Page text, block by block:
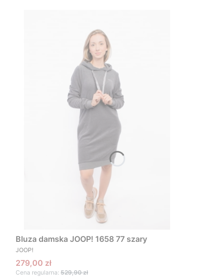
Bluza damska JOOP! 1658 77 szary
PRODUCENT
JOOP!
Cena promocyjna
279,00 zł
Cena regularna: 529,90 zł